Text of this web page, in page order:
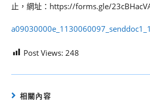
止，網址：https://forms.gle/
Post Views: 248
相關內容